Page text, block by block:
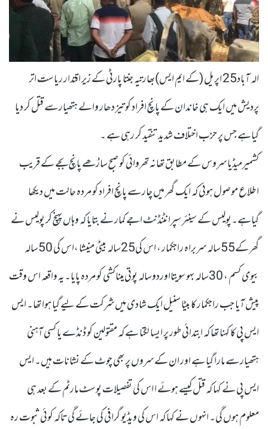
الہ آباد25 اپریل (کے ایم ایس)بھارتیہ جنتا پارٹی کے زیر اقتدار ریاست اتر
پردیش میں ایک ہی خاندان کے پانچ افراد کو تیز دھار والے ہتھیار سے قتل کر دیا
گیاہے جس پر حزب اختلاف شدید تنقید کر رہی ہے ۔
کشمیرمیڈیا سروس کے مطابق تھانہ تھروائی کو صبح ساڑھے پانچ بجے کے قریب
اطلاع موصول ہوئی کہ ایک گھر میں چار سے پانچ افراد کو مردہ حالت میں دیکھا
گیاہے۔پولیس کے سینئر سپرانٹنڈنٹ اجے کمار نے بتایا کہ وہاں پہنچ کر پولیس نے
گھر کے55سالہ سربراہ راجکمار ، اس کی25سالہ بیٹی منیشا ،اس کی 50سالہ
بیوی کسم ، 30سالہ بہو سویتااوردوسالہ پوتی میناکشی کو مردہ پایا۔یہ واقعہ اس وقت
پیش آیا جب راجکمار کا بیٹا سنیل ایک شادی میں شرکت کے لیے گیا ہوا تھا۔ ایس
ایس پی کا کہنا تھا کہ ابتدائی طور پر ایسا لگتا ہے کہ مقتولین کو ڈنڈے یا کسی آہنی
ہتھیار سے مارا گیا ہے اور ان کے سروں پر بھی چوٹ کے نشانات ہیں۔ ایس
ایس پی نے کہا کہ قتل کیسے ہوئے ا اس کی تفصیلات پوسٹ مارٹم کے بعد ہی
معلوم ہوں گی۔ انہوں نے کہا کہ اس کی ویڈیو گرافی کی جائے گی تاکہ کوئی ثبوت رہ